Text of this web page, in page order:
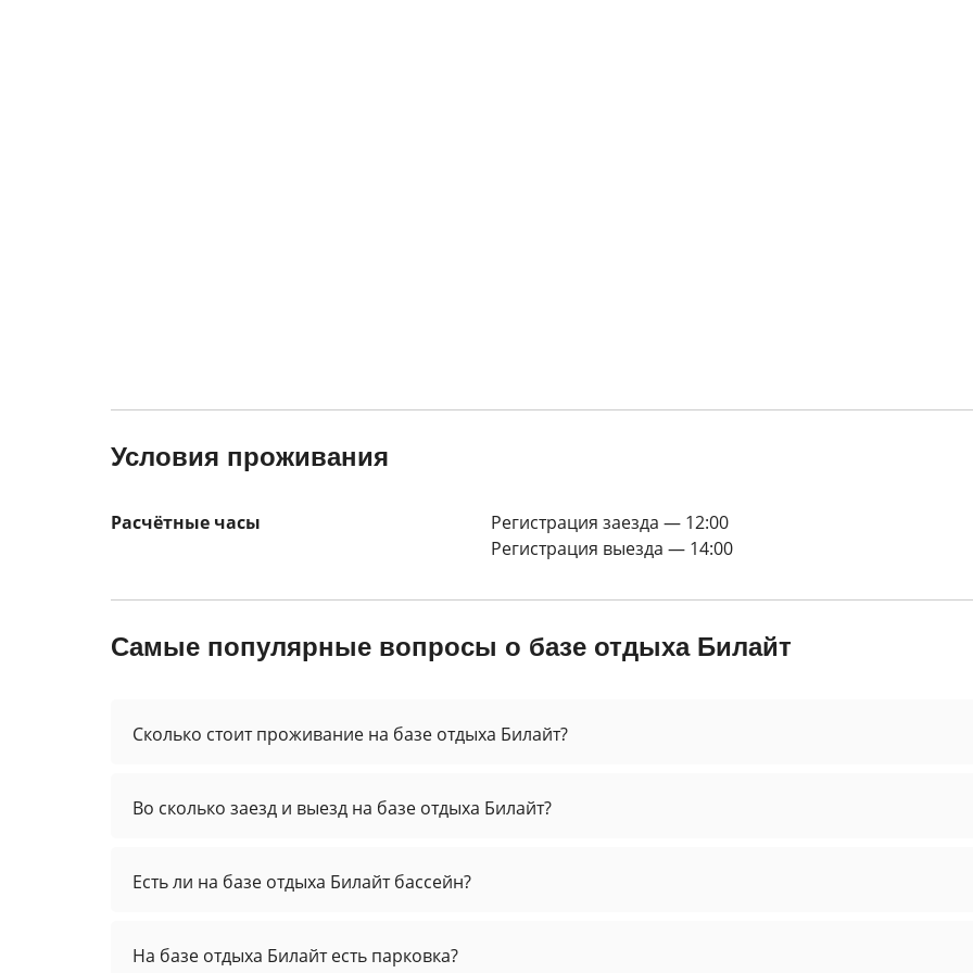
Условия проживания
Расчётные часы
Регистрация заезда — 12:00
Регистрация выезда — 14:00
Самые популярные вопросы о базе отдыха Билайт
Сколько стоит проживание на базе отдыха Билайт?
Во сколько заезд и выезд на базе отдыха Билайт?
Есть ли на базе отдыха Билайт бассейн?
На базе отдыха Билайт есть парковка?